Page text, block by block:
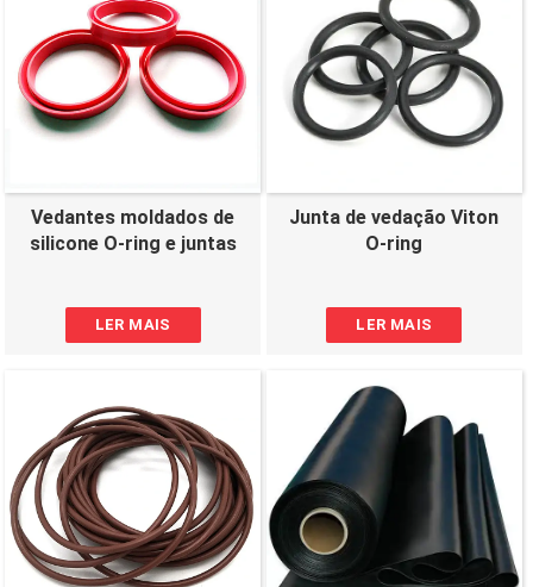
Vedantes moldados de
silicone O-ring e juntas
LER MAIS
Junta de vedação Viton
O-ring
LER MAIS